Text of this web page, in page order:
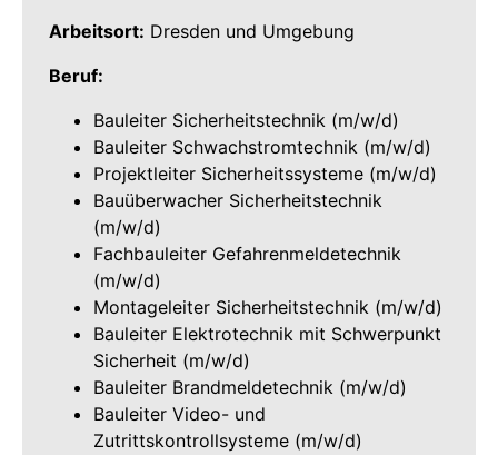
Arbeitsort: Dresden und Umgebung
Beruf:
Bauleiter Sicherheitstechnik (m/w/d)
Bauleiter Schwachstromtechnik (m/w/d)
Projektleiter Sicherheitssysteme (m/w/d)
Bauüberwacher Sicherheitstechnik
(m/w/d)
Fachbauleiter Gefahrenmeldetechnik
(m/w/d)
Montageleiter Sicherheitstechnik (m/w/d)
Bauleiter Elektrotechnik mit Schwerpunkt
Sicherheit (m/w/d)
Bauleiter Brandmeldetechnik (m/w/d)
Bauleiter Video- und
Zutrittskontrollsysteme (m/w/d)